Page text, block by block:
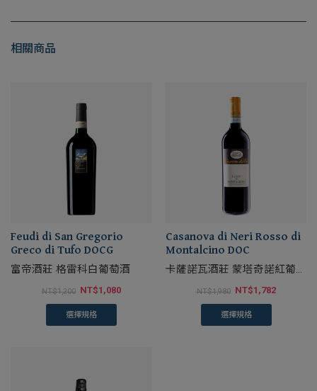
相關商品
Feudi di San Gregorio
Greco di Tufo DOCG
富帝酒莊 格雷科白葡萄酒
NT$1,200 NT$1,080
選擇規格
Casanova di Neri Rosso di
Montalcino DOC
卡薩諾瓦酒莊 蒙塔奇諾紅葡萄
NT$1,980 NT$1,782
選擇規格